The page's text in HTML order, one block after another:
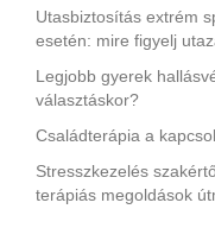
Utasbiztosítás extrém
esetén: mire figyelj
Legjobb gyerek
választáskor?
Családterápia a
Stresszkezelés
terápiás megoldások